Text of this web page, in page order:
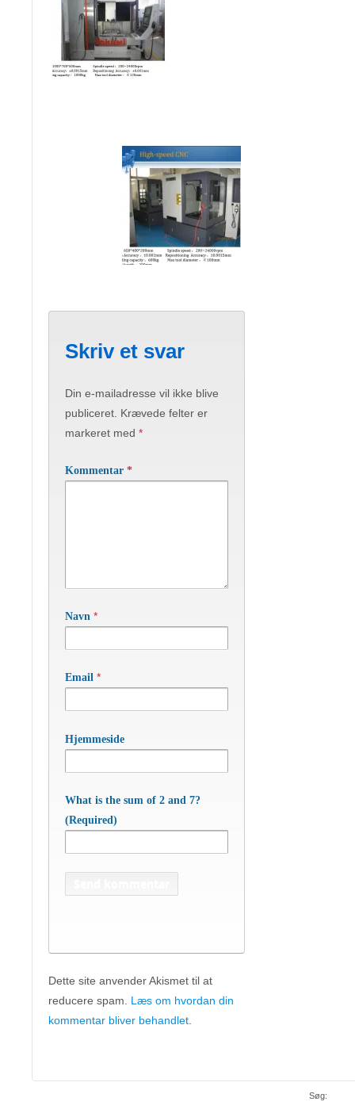
Skriv et svar
Din e-mailadresse vil ikke blive
publiceret. Krævede felter er
markeret med *
Kommentar *
Navn *
Email *
Hjemmeside
What is the sum of 2 and 7?
(Required)
Dette site anvender Akismet til at
reducere spam. Læs om hvordan din
kommentar bliver behandlet.
APC Asian Production & Components
ApS• Sundkrogen 35 • DK-6400 Sønderborg •
Tlf:74 48 50 05• Fax: 74 48 50 45
Søg: